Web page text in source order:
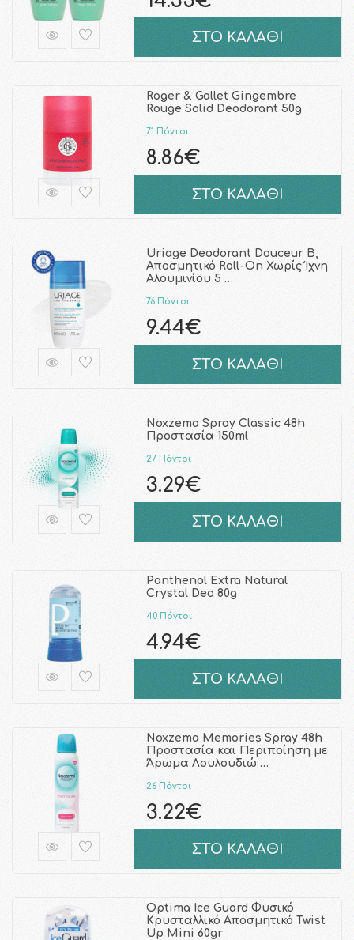
ΣΤΟ ΚΑΛΑΘΙ
Roger & Gallet Gingembre
Rouge Solid Deodorant 50g
71 Πόντοι
8.86€
ΣΤΟ ΚΑΛΑΘΙ
Uriage Deodorant Douceur B,
Αποσμητικό Roll-On Χωρίς Ίχνη
Αλουμινίου 5 …
76 Πόντοι
9.44€
ΣΤΟ ΚΑΛΑΘΙ
Noxzema Spray Classic 48h
Προστασία 150ml
27 Πόντοι
3.29€
ΣΤΟ ΚΑΛΑΘΙ
Panthenol Extra Natural
Crystal Deo 80g
40 Πόντοι
4.94€
ΣΤΟ ΚΑΛΑΘΙ
Noxzema Memories Spray 48h
Προστασία και Περιποίηση με
Άρωμα Λουλουδιώ …
26 Πόντοι
3.22€
ΣΤΟ ΚΑΛΑΘΙ
Optima Ice Guard Φυσικό
Κρυσταλλικό Αποσμητικό Twist
Up Mini 60gr